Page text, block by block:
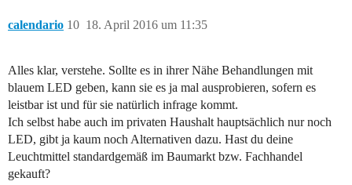
calendario 18. April 2016 um 11:35
10
Alles klar, verstehe. Sollte es in ihrer Nähe Behandlungen mit
blauem LED geben, kann sie es ja mal ausprobieren, sofern es
leistbar ist und für sie natürlich infrage kommt.
Ich selbst habe auch im privaten Haushalt hauptsächlich nur noch
LED, gibt ja kaum noch Alternativen dazu. Hast du deine
Leuchtmittel standardgemäß im Baumarkt bzw. Fachhandel
gekauft?